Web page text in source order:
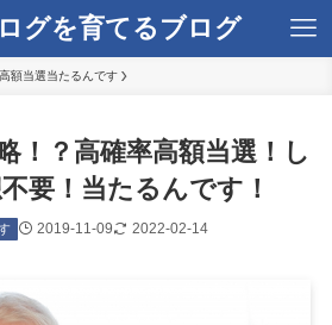
グを育てるブログ
額当選当たるんです
！？高確率高額当選！し
要！当たるんです！
2019-11-09 2022-02-14